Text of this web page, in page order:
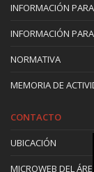
INFORMACIÓN
INFORMACIÓN
NORMATIVA
MEMORIA DE
CONTACTO
UBICACIÓN
MICROWEB DEL ÁREA